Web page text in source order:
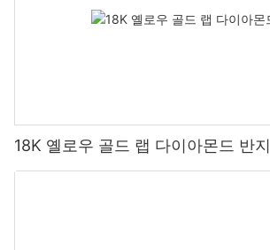
18K 옐로우 골드 랩 다이아몬드 반지